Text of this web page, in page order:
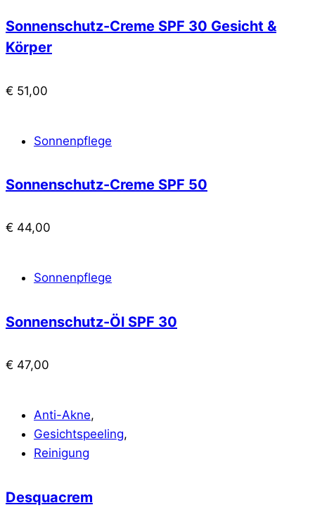
Sonnenschutz-Creme SPF 30 Gesicht &
Körper
€ 51,00
Sonnenpflege
Sonnenschutz-Creme SPF 50
€ 44,00
Sonnenpflege
Sonnenschutz-Öl SPF 30
€ 47,00
Anti-Akne,
Gesichtspeeling,
Reinigung
Desquacrem